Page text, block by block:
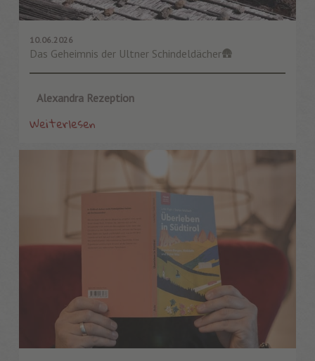
10.06.2026
Das Geheimnis der Ultner Schindeldächer🛖
Alexandra Rezeption
Weiterlesen